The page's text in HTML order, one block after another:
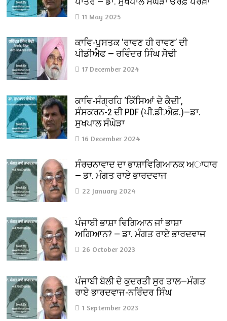
11 May 2025
ਕਾਵਿ-ਪੁਸਤਕ ‘ਰਾਵਣ ਹੀ ਰਾਵਣ’ ਦੀ
ਪੀਡੀਐਫ — ਰਵਿੰਦਰ ਸਿੰਘ ਸੋਢੀ
17 December 2024
ਕਾਵਿ-ਸੰਗ੍ਰਹਿ ‘ਕਿੱਸਿਆਂ ਦੇ ਕੈਦੀ’,
ਸੰਸਕਰਨ-2 ਦੀ PDF (ਪੀ.ਡੀ.ਐਫ਼.)—ਡਾ.
ਸੁਖਪਾਲ ਸੰਘੇੜਾ
16 December 2024
ਸੰਰਚਨਾਵਾਦ ਦਾ ਭਾਸ਼ਾਵਿਗਿਆਨਕ ਅਾਧਾਰ
— ਡਾ. ਮੰਗਤ ਰਾਏ ਭਾਰਦਵਾਜ
22 January 2024
ਪੰਜਾਬੀ ਭਾਸ਼ਾ ਵਿਗਿਆਨ ਜਾਂ ਭਾਸ਼ਾ
ਅਗਿਆਨ? — ਡਾ. ਮੰਗਤ ਰਾਏ ਭਾਰਦਵਾਜ
26 October 2023
ਪੰਜਾਬੀ ਬੋਲੀ ਦੇ ਕੁਦਰਤੀ ਸੁਰ ਤਾਲ—ਮੰਗਤ
ਰਾਏ ਭਾਰਦਵਾਜ-ਨਰਿੰਦਰ ਸਿੰਘ
1 September 2023